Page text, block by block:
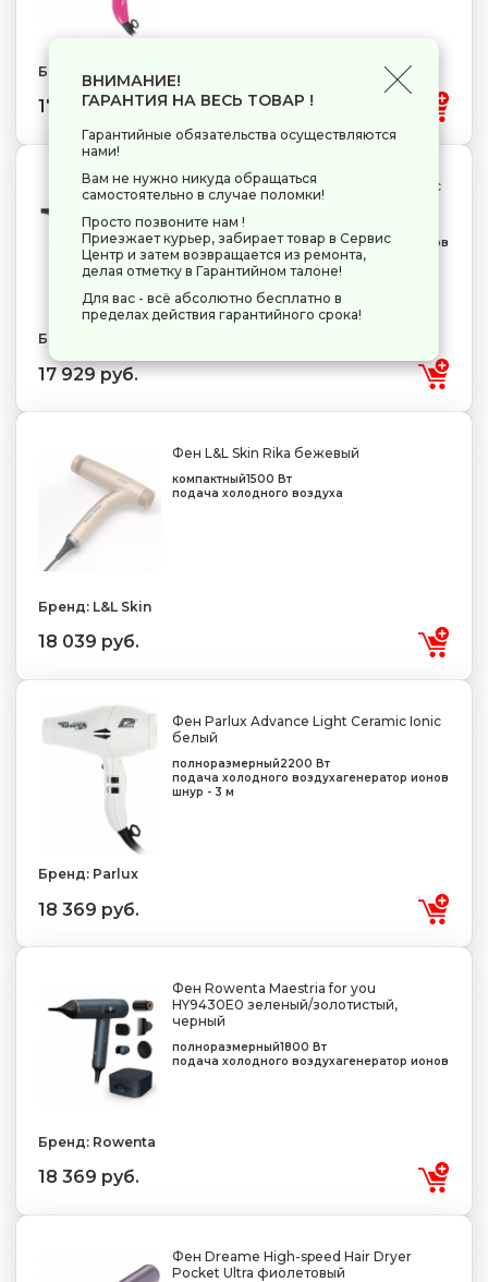
Бренд: Parlux
17 819 руб.
Фен Parlux Advance Light Ceramic Ionic
золотистый
полноразмерный
подача холодного воздухагенератор ионов
шнур - 3 м
Бренд: Parlux
17 929 руб.
Фен L&L Skin Rika бежевый
компактный1500 Вт
подача холодного воздуха
Бренд: L&L Skin
18 039 руб.
Фен Parlux Advance Light Ceramic Ionic
белый
полноразмерный2200 Вт
подача холодного воздухагенератор ионов
шнур - 3 м
Бренд: Parlux
18 369 руб.
Фен Rowenta Maestria for you
HY9430E0 зеленый/золотистый,
черный
полноразмерный1800 Вт
подача холодного воздухагенератор ионов
Бренд: Rowenta
18 369 руб.
Фен Dreame High-speed Hair Dryer
Pocket Ultra фиолетовый
ВНИМАНИЕ!
ГАРАНТИЯ НА ВЕСЬ ТОВАР !
Гарантийные обязательства осуществляются
нами!
Вам не нужно никуда обращаться
самостоятельно в случае поломки!
Просто позвоните нам !
Приезжает курьер, забирает товар в Сервис
Центр и затем возвращается из ремонта,
делая отметку в Гарантийном талоне!
Для вас - всё абсолютно бесплатно в
пределах действия гарантийного срока!